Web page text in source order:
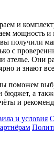
и
мощность
получили
с
ателье. Они
и знают
поможем
бюджет, а
и
и условия